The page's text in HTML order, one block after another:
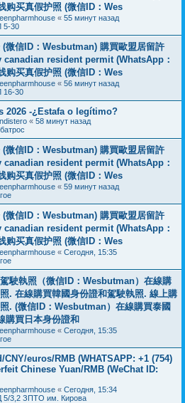
购买真假护照 (微信ID：Wes
« 55 минут назад
5-30
(微信ID：Wesbutman) 購買歐盟居留許
canadian resident permit (WhatsApp：
购买真假护照 (微信ID：Wes
« 56 минут назад
16-30
2026 -¿Estafa o legítimo?
« 58 минут назад
(微信ID：Wesbutman) 購買歐盟居留許
canadian resident permit (WhatsApp：
购买真假护照 (微信ID：Wes
« 59 минут назад
(微信ID：Wesbutman) 購買歐盟居留許
canadian resident permit (WhatsApp：
购买真假护照 (微信ID：Wes
« Сегодня, 15:35
駛執照（微信ID：Wesbutman）在線購
. 在線購買韓國身份證和駕駛執照. 線上購
. (微信ID：Wesbutman）在線購買泰國
購買日本身份證和
« Сегодня, 15:35
euros/RMB (WHATSAPP: +1 (754)
Chinese Yuan/RMB (WeChat ID:
« Сегодня, 15:34
5/3,2 ЗПТО им. Кирова